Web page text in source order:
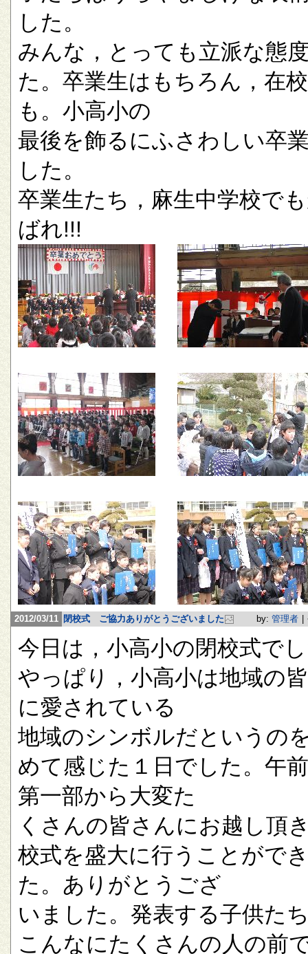
した。
みんな，とっても立派な態
た。卒業生はもちろん，在
も。小高小の
最後を飾るにふさわしい卒
した。
卒業生たち，麻生中学校で
ばれ!!!
2012/03/11 閉校式 ご協力ありがとうございました by: 管理者
今日は，小高小の閉校式で
やっぱり，小高小は地域の
に愛されている
地域のシンボルだというの
めて感じた１日でした。午
第一部から大変た
くさんの皆さんにお越し頂
校式を盛大に行うことがで
た。ありがとうござ
いました。発表する子供た
こんなにたくさんの人の前